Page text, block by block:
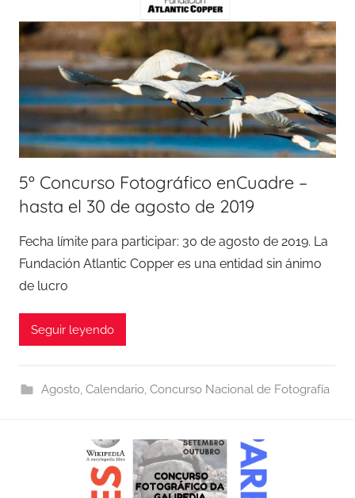
5º Concurso Fotográfico enCuadre –
hasta el 30 de agosto de 2019
Fecha límite para participar: 30 de agosto de 2019. La
Fundación Atlantic Copper es una entidad sin ánimo
de lucro
Seguir leyendo
Agosto, Calendario, Concurso Nacional de Fotografía